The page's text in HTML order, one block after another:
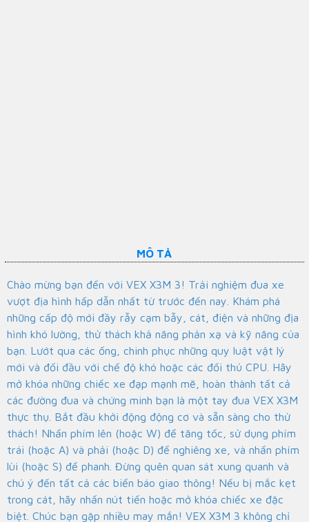
MÔ TẢ
Chào mừng bạn đến với VEX X3M 3! Trải nghiệm đua xe
vượt địa hình hấp dẫn nhất từ trước đến nay. Khám phá
những cấp độ mới đầy rẫy cạm bẫy, cát, điện và những địa
hình khó lường, thử thách khả năng phản xạ và kỹ năng của
bạn. Lướt qua các ống, chinh phục những quy luật vật lý
mới và đối đầu với chế độ khó hoặc các đối thủ CPU. Hãy
mở khóa những chiếc xe đạp mạnh mẽ, hoàn thành tất cả
các đường đua và chứng minh bạn là một tay đua VEX X3M
thực thụ. Bắt đầu khởi động động cơ và sẵn sàng cho thử
thách! Nhấn phím lên (hoặc W) để tăng tốc, sử dụng phím
trái (hoặc A) và phải (hoặc D) để nghiêng xe, và nhấn phím
lùi (hoặc S) để phanh. Đừng quên quan sát xung quanh và
chú ý đến tất cả các biển báo giao thông! Nếu bị mắc kẹt
trong cát, hãy nhấn nút tiến hoặc mở khóa chiếc xe đặc
biệt. Chúc bạn gặp nhiều may mắn! VEX X3M 3 không chỉ